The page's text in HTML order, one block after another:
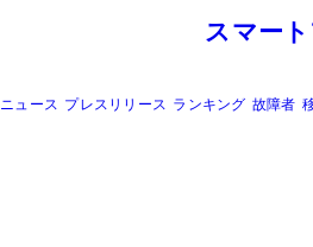
スマー
ニュース プレスリリース ランキング 故障者